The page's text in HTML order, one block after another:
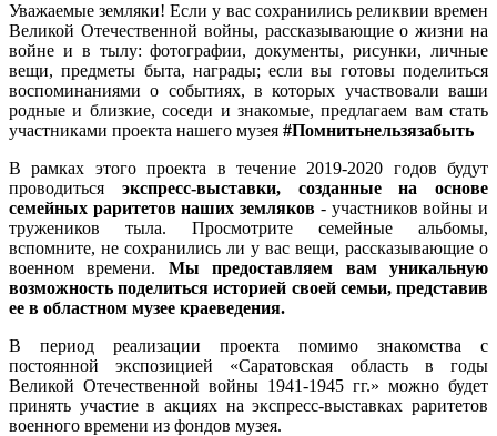
Уважаемые земляки! Если у вас сохранились реликвии времен
Великой Отечественной войны, рассказывающие о жизни на
войне и в тылу: фотографии, документы, рисунки, личные
вещи, предметы быта, награды; если вы готовы поделиться
воспоминаниями о событиях, в которых участвовали ваши
родные и близкие, соседи и знакомые, предлагаем вам стать
участниками проекта нашего музея #Помнитьнельзязабыть
В рамках этого проекта в течение 2019-2020 годов будут
проводиться экспресс-выставки, созданные на основе
семейных раритетов наших земляков - участников войны и
тружеников тыла. Просмотрите семейные альбомы,
вспомните, не сохранились ли у вас вещи, рассказывающие о
военном времени. Мы предоставляем вам уникальную
возможность поделиться историей своей семьи, представив
ее в областном музее краеведения.
В период реализации проекта помимо знакомства с
постоянной экспозицией «Саратовская область в годы
Великой Отечественной войны 1941-1945 гг.» можно будет
принять участие в акциях на экспресс-выставках раритетов
военного времени из фондов музея.